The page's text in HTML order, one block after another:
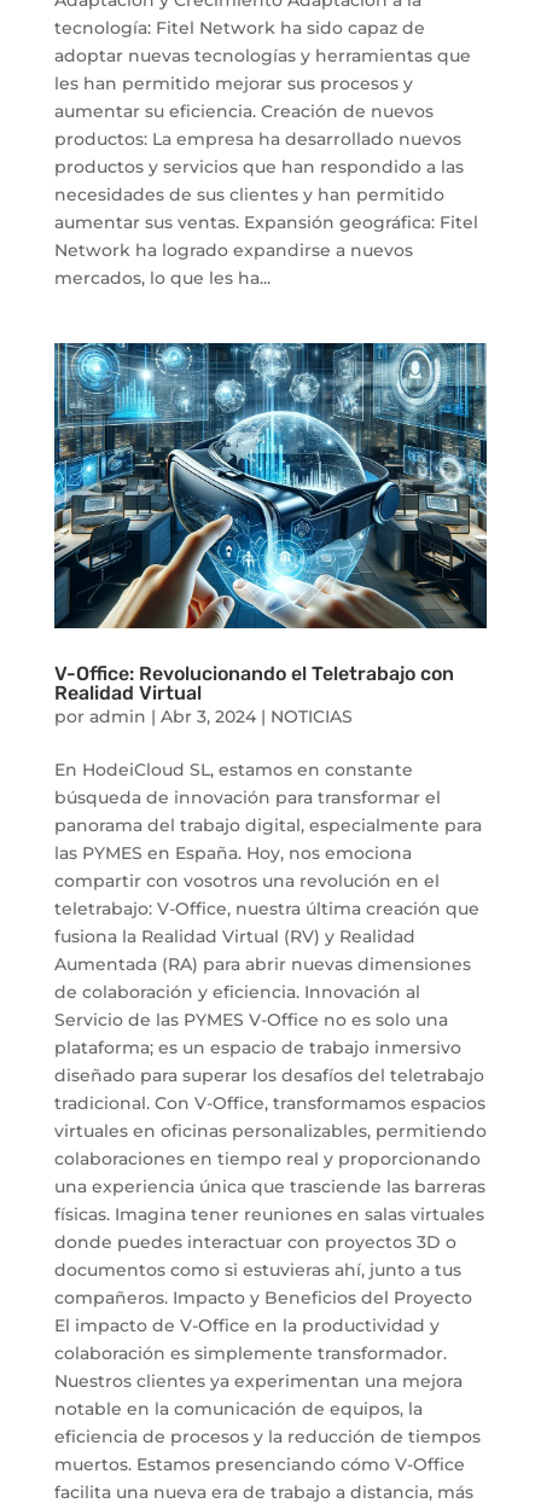
tecnología: Fitel Network ha sido capaz de
adoptar nuevas tecnologías y herramientas que
les han permitido mejorar sus procesos y
aumentar su eficiencia. Creación de nuevos
productos: La empresa ha desarrollado nuevos
productos y servicios que han respondido a las
necesidades de sus clientes y han permitido
aumentar sus ventas. Expansión geográfica: Fitel
Network ha logrado expandirse a nuevos
mercados, lo que les ha...
V-Office: Revolucionando el Teletrabajo con
Realidad Virtual
por admin | Abr 3, 2024| NOTICIAS
En HodeiCloud SL, estamos en constante
búsqueda de innovación para transformar el
panorama del trabajo digital, especialmente para
las PYMES en España. Hoy, nos emociona
compartir con vosotros una revolución en el
teletrabajo: V-Office, nuestra última creación que
fusiona la Realidad Virtual (RV) y Realidad
Aumentada (RA) para abrir nuevas dimensiones
de colaboración y eficiencia. Innovación al
Servicio de las PYMES V-Office no es solo una
plataforma; es un espacio de trabajo inmersivo
diseñado para superar los desafíos del teletrabajo
tradicional. Con V-Office, transformamos espacios
virtuales en oficinas personalizables, permitiendo
colaboraciones en tiempo real y proporcionando
una experiencia única que trasciende las barreras
físicas. Imagina tener reuniones en salas virtuales
donde puedes interactuar con proyectos 3D o
documentos como si estuvieras ahí, junto a tus
compañeros. Impacto y Beneficios del Proyecto
El impacto de V-Office en la productividad y
colaboración es simplemente transformador.
Nuestros clientes ya experimentan una mejora
notable en la comunicación de equipos, la
eficiencia de procesos y la reducción de tiempos
muertos. Estamos presenciando cómo V-Office
facilita una nueva era de trabajo a distancia, más